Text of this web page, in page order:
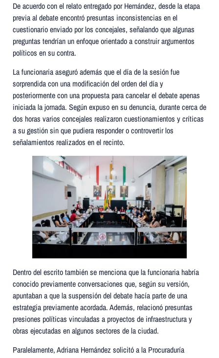
De acuerdo con el relato entregado por Hernández, desde la etapa
previa al debate encontró presuntas inconsistencias en el
cuestionario enviado por los concejales, señalando que algunas
preguntas tendrían un enfoque orientado a construir argumentos
políticos en su contra.
La funcionaria aseguró además que el día de la sesión fue
sorprendida con una modificación del orden del día y
posteriormente con una propuesta para cancelar el debate apenas
iniciada la jornada. Según expuso en su denuncia, durante cerca de
dos horas varios concejales realizaron cuestionamientos y críticas
a su gestión sin que pudiera responder o controvertir los
señalamientos realizados en el recinto.
Dentro del escrito también se menciona que la funcionaria habría
conocido previamente conversaciones que, según su versión,
apuntaban a que la suspensión del debate hacía parte de una
estrategia previamente acordada. Además, relacionó presuntas
presiones políticas vinculadas a proyectos de infraestructura y
obras ejecutadas en algunos sectores de la ciudad.
Paralelamente, Adriana Hernández solicitó a la Procuraduría